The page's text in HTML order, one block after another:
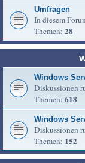
Umfragen
In diesem
Themen: 28
Windows
Diskussionen
Themen: 618
Windows
Diskussionen
Themen: 152